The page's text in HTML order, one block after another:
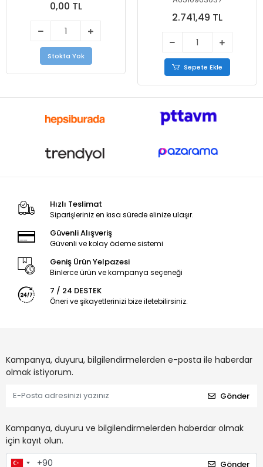
0,00 TL
Stokta Yok
2.741,49 TL
Sepete Ekle
Hızlı Teslimat
Siparişleriniz en kısa sürede elinize ulaşır.
Güvenli Alışveriş
Güvenli ve kolay ödeme sistemi
Geniş Ürün Yelpazesi
Binlerce ürün ve kampanya seçeneği
7 / 24 DESTEK
Öneri ve şikayetlerinizi bize iletebilirsiniz.
Kampanya, duyuru, bilgilendirmelerden e-posta ile haberdar
olmak istiyorum.
Gönder
Kampanya, duyuru ve bilgilendirmelerden haberdar olmak
için kayıt olun.
Gönder